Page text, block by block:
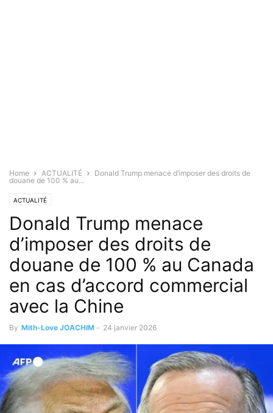
Home ACTUALITÉ
Donald Trump menace d’imposer des droits de
douane de 100 % au...
ACTUALITÉ
Donald Trump menace
d’imposer des droits de
douane de 100 % au Canada
en cas d’accord commercial
avec la Chine
By Mith-Love JOACHIM - 24 janvier 2026